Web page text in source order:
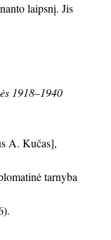
laipsnį. Jis
1918–1940
A. Kučas],
tarnyba